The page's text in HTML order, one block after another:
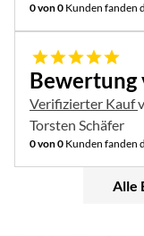
0 von 0 Kunden fanden
5 von 5
Bewertung
Verifizierter Kauf
Torsten Schäfer
0 von 0 Kunden fanden
Alle